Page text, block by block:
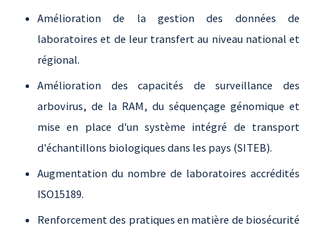
Amélioration de la gestion des données de
laboratoires et de leur transfert au niveau national et
régional.
Amélioration des capacités de surveillance des
arbovirus, de la RAM, du séquençage génomique et
mise en place d'un système intégré de transport
d'échantillons biologiques dans les pays (SITEB).
Augmentation du nombre de laboratoires accrédités
ISO15189.
Renforcement des pratiques en matière de biosécurité